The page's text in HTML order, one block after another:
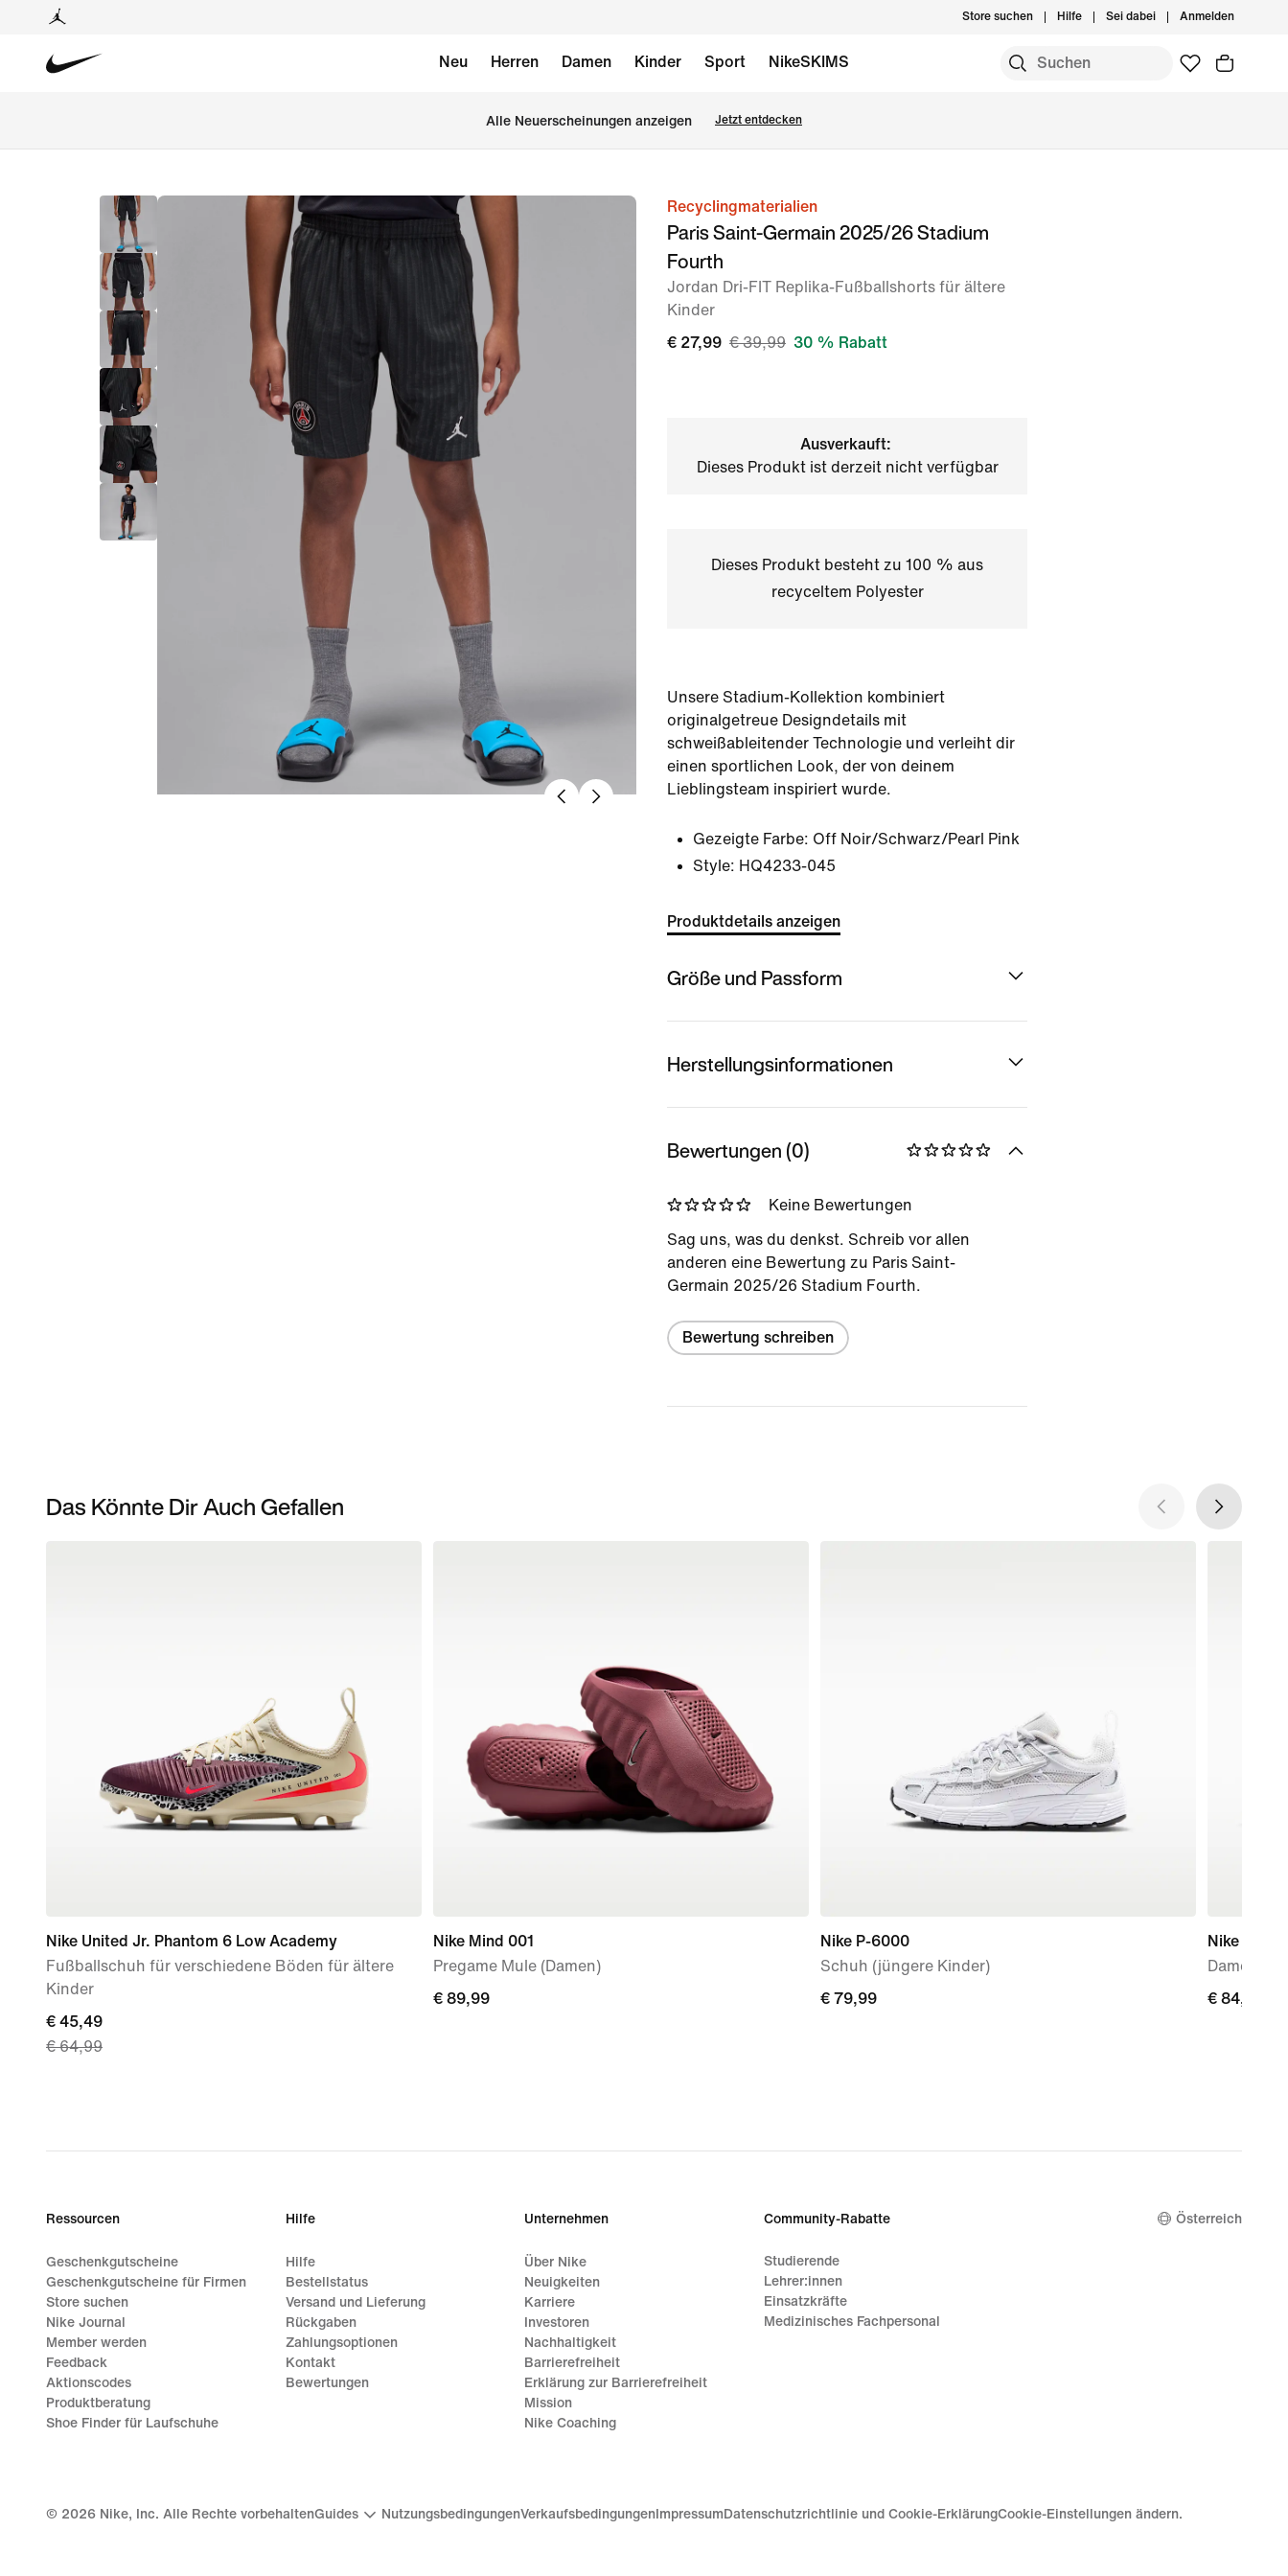
Store suchen Hilfe Sei dabei Anmelden
Neu Herren Damen Kinder Sport NikeSKIMS
Alle Neuerscheinungen anzeigen Jetzt entdecken
Bild 1Recyclingmaterialien
Paris Saint-Germain 2025/26 Stadium
Fourth
Jordan Dri-FIT Replika-Fußballshorts für ältere
Kinder
€ 27,99 € 39,99 30 % Rabatt
Ausverkauft:
Dieses Produkt ist derzeit nicht verfügbar
Dieses Produkt besteht zu 100 % aus
recyceltem Polyester
Unsere Stadium-Kollektion kombiniert
originalgetreue Designdetails mit
schweißableitender Technologie und verleiht dir
einen sportlichen Look, der von deinem
Lieblingsteam inspiriert wurde.
Gezeigte Farbe: Off Noir/Schwarz/Pearl Pink
Style: HQ4233-045
Produktdetails anzeigen
Größe und Passform
Herstellungsinformationen
Bewertungen (0)
Keine Bewertungen
Sag uns, was du denkst. Schreib vor allen
anderen eine Bewertung zu Paris Saint-
Germain 2025/26 Stadium Fourth.
Bewertung schreiben
Das Könnte Dir Auch Gefallen
Nike United Jr. Phantom 6 Low Academy
Fußballschuh für verschiedene Böden für ältere
Kinder
current
price
€ 64,99
€ 45,49
€ 64,99
Nike Mind 001
Pregame Mule (Damen)
€ 89,99
€ 89,99
Nike P-6000
Schuh (jüngere Kinder)
€ 79,99
€ 79,99
Nike
€ 84,99
€ 84,99
Ressourcen
Geschenkgutscheine
Geschenkgutscheine für Firmen
Store suchen
Nike Journal
Member werden
Feedback
Aktionscodes
Produktberatung
Shoe Finder für Laufschuhe
Hilfe
Hilfe
Bestellstatus
Versand und Lieferung
Rückgaben
Zahlungsoptionen
Kontakt
Bewertungen
Unternehmen
Über Nike
Neuigkeiten
Karriere
Investoren
Nachhaltigkeit
Barrierefreiheit
Erklärung zur Barrierefreiheit
Mission
Nike Coaching
Community-Rabatte
Studierende
Lehrer:innen
Einsatzkräfte
Medizinisches Fachpersonal
Österreich
© 2026 Nike, Inc. Alle Rechte vorbehaltenGuides NutzungsbedingungenVerkaufsbedingungen Impressum Datenschutzrichtlinie und Cookie-ErklärungCookie-Einstellungen ändern.